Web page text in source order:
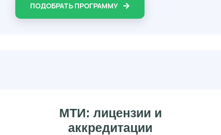
ПОДОБРАТЬ ПРОГРАММУ
МТИ: лицензии и
аккредитации